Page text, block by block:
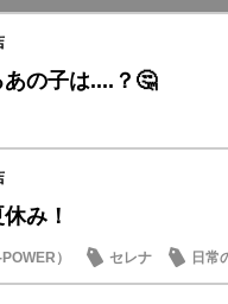
の子は....？🤔
み！
） セレナ 日常